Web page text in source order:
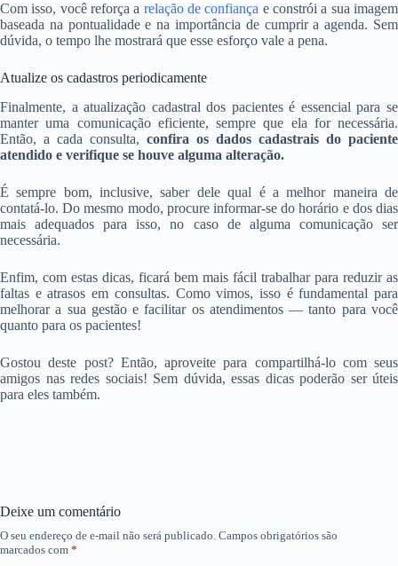
Com isso, você reforça a relação de confiança e constrói a sua imagem
baseada na pontualidade e na importância de cumprir a agenda. Sem
dúvida, o tempo lhe mostrará que esse esforço vale a pena.
Atualize os cadastros periodicamente
Finalmente, a atualização cadastral dos pacientes é essencial para se
manter uma comunicação eficiente, sempre que ela for necessária.
Então, a cada consulta, confira os dados cadastrais do paciente
atendido e verifique se houve alguma alteração.
É sempre bom, inclusive, saber dele qual é a melhor maneira de
contatá-lo. Do mesmo modo, procure informar-se do horário e dos dias
mais adequados para isso, no caso de alguma comunicação ser
necessária.
Enfim, com estas dicas, ficará bem mais fácil trabalhar para reduzir as
faltas e atrasos em consultas. Como vimos, isso é fundamental para
melhorar a sua gestão e facilitar os atendimentos — tanto para você
quanto para os pacientes!
Gostou deste post? Então, aproveite para compartilhá-lo com seus
amigos nas redes sociais! Sem dúvida, essas dicas poderão ser úteis
para eles também.
Deixe um comentário
O seu endereço de e-mail não será publicado. Campos obrigatórios são
marcados com *